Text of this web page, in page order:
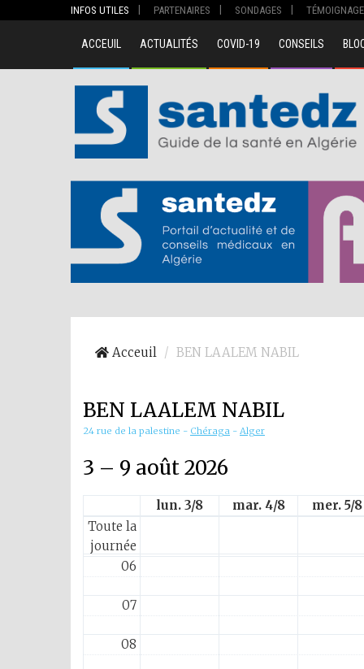
INFOS UTILES PARTENAIRES SONDAGES
ACCEUIL ACTUALITÉS COVID-19 CONSEILS
Acceuil BEN LAALEM NABIL
BEN LAALEM NABIL
24 rue de la palestine - Chéraga - Alger
3 – 9 août 2026
lun. 3/8 mar. 4/8 mer. 5/8
Toute la
journée
05
06
07
08